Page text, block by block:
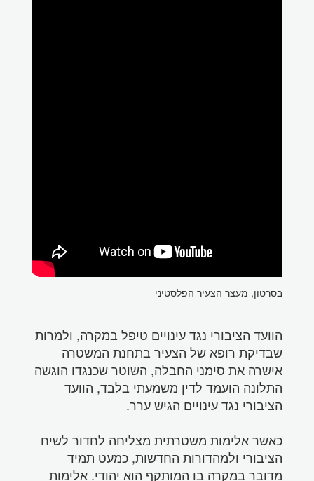
בסרטון, מעצר הצעיר הפלסטיני
הוועד הציבורי נגד עינויים טיפל במקרה, ולמרות
שבדיקת רופא של הצעיר בתחנת המשטרה
אישרה את סימני החבלה, השוטר שכנגדו הוגשה
התלונה הועמד לדין משמעתי בלבד, הוועד
הציבורי נגד עינויים הגיש ערר.
כאשר אלימות משטרתית מצליחה לחדור לשיח
הציבורי ולמהדורות החדשות, כמעט תמיד
מדובר במקרה בו המותקף הוא יהודי. אלימות